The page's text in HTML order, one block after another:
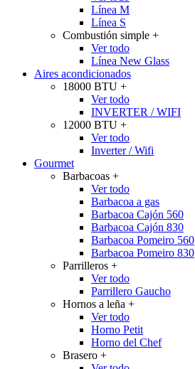
Línea M
Línea S
Combustión simple +
Ver todo
Línea New Glass
Aires acondicionados
18000 BTU +
Ver todo
INVERTER / WIFI
12000 BTU +
Ver todo
Inverter / Wifi
Gourmet
Barbacoas +
Ver todo
Barbacoa a gas
Barbacoa Cajón 560
Barbacoa Cajón 830
Barbacoa Pomeiro 560
Barbacoa Pomeiro 830
Parrilleros +
Ver todo
Parrillero Gaucho
Hornos a leña +
Ver todo
Horno Petit
Horno del Chef
Brasero +